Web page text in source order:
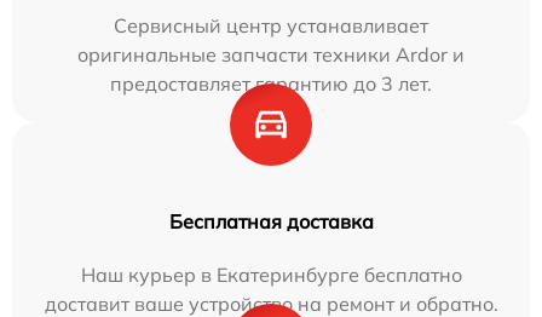
Сервисный центр устанавливает
оригинальные запчасти техники Ardor и
предоставляет гарантию до 3 лет.
Бесплатная доставка
Наш курьер в Екатеринбурге бесплатно
доставит ваше устройство на ремонт и обратно.